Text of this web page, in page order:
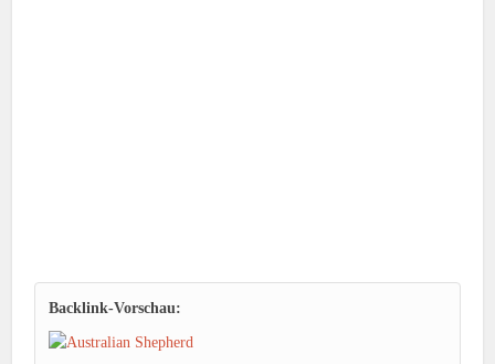
Backlink-Vorschau: